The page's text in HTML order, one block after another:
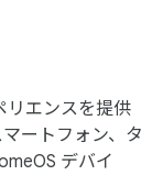
リエンスを提供
ートフォン、タ
デバイ